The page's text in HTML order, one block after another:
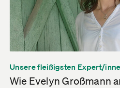
Unsere fleißigsten Expert/
Wie Evelyn Großmann